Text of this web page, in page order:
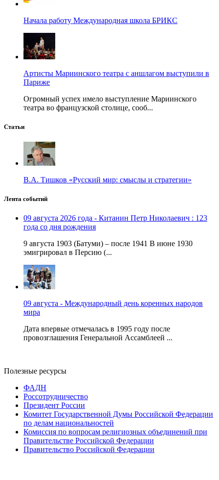
Начала работу Международная школа БРИКС
Артисты Мариинского театра с аншлагом выступили в
Париже
Огромный успех имело выступление Мариинского
театра во французской столице, сооб...
Статьи
В.А. Тишков «Русский мир: смыслы и стратегии»
Лента событий
09 августа 2026 года - Китанин Петр Николаевич : 123
года со дня рождения
9 августа 1903 (Батуми) – после 1941 В июне 1930
эмигрировал в Персию (...
09 августа - Международный день коренных народов
мира
Дата впервые отмечалась в 1995 году после
провозглашения Генеральной Ассамблеей ...
Полезные ресурсы
ФАДН
Россотрудничество
Президент России
Комитет Государственной Думы Российской Федерации
по делам национальностей
Комиссия по вопросам религиозных объединений при
Правительстве Российской Федерации
Правительство Российской Федерации